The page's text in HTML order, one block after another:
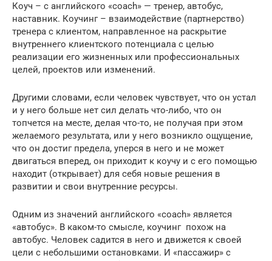
Коуч – с английского «coach» — тренер, автобус,
наставник. Коучинг – взаимодействие (партнерство)
тренера с клиентом, направленное на раскрытие
внутреннего клиентского потенциала с целью
реализации его жизненных или профессиональных
целей, проектов или изменений.
Другими словами, если человек чувствует, что он устал
и у него больше нет сил делать что-либо, что он
топчется на месте, делая что-то, не получая при этом
желаемого результата, или у него возникло ощущение,
что он достиг предела, уперся в него и не может
двигаться вперед, он приходит к коучу и с его помощью
находит (открывает) для себя новые решения в
развитии и свои внутренние ресурсы.
Одним из значений английского «coach» является
«автобус». В каком-то смысле, коучинг похож на
автобус. Человек садится в него и движется к своей
цели с небольшими остановками. И «пассажир» с